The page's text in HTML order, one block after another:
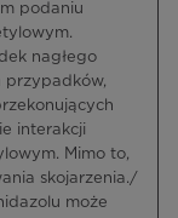
podaniu
nagłego
przypadków,
interakcji
Mimo to,
skojarzenia./
może